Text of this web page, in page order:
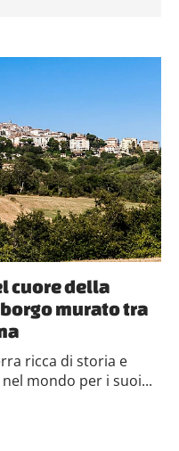
cuore della
murato tra
ricca di storia e
mondo per i suoi...